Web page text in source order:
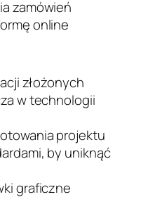
zamówień
online
złożonych
w technologii
projektu
by uniknąć
graficzne